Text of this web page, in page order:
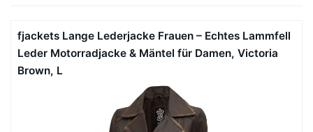
fjackets Lange Lederjacke Frauen – Echtes Lammfell
Leder Motorradjacke & Mäntel für Damen, Victoria
Brown, L